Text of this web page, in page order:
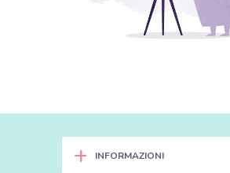
+ INFORMAZIONI